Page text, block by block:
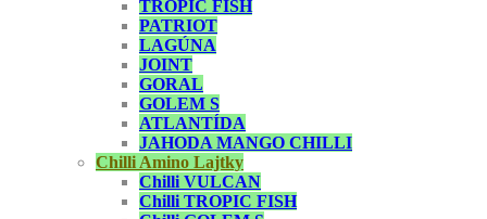
TROPIC FISH
PATRIOT
LAGÚNA
JOINT
GORAL
GOLEM S
ATLANTÍDA
JAHODA MANGO CHILLI
Chilli Amino Lajtky
Chilli VULCAN
Chilli TROPIC FISH